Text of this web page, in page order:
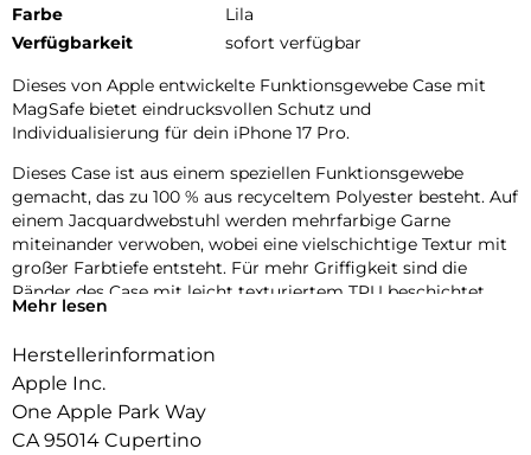
Farbe
Lila
Verfügbarkeit
sofort verfügbar
Dieses von Apple entwickelte Funktions­gewebe Case mit
MagSafe bietet eindrucks­vollen Schutz und
Individualisierung für dein iPhone 17 Pro.
Dieses Case ist aus einem speziellen Funktions­gewebe
gemacht, das zu 100 % aus recyceltem Polyester besteht. Auf
einem Jacquard­webstuhl werden mehrfarbige Garne
miteinander verwoben, wobei eine vielschichtige Textur mit
großer Farbtiefe entsteht. Für mehr Griffigkeit sind die
Ränder des Case mit leicht texturiertem TPU beschichtet.
Die Tasten aus elegantem eloxiertem Aluminium sorgen für
Mit zwei Verbindungs­punkten lässt sich dieses Case sicher
am Crossbody Band befestigen. So kannst du dein iPhone
entspannt freihändig tragen.
Mehr lesen
Herstellerinformation
Apple Inc.
One Apple Park Way
CA 95014 Cupertino